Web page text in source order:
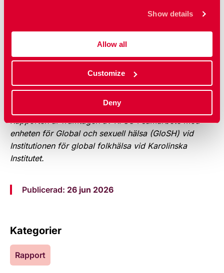
Show details
Allow all
Customize
Deny
SRHR-organ UNFPA står inför en möjlig
sammanslagning. Det innebär en stor risk att
FN:s arbete med politiskt känsliga SRHR-frågor,
som exempelvis preventivmedel och abortvård,
Ladda ner rapporten Safeguarding Rights In Transition
Rapporten är framtagen av RFSU i samarbete med
enheten för Global och sexuell hälsa (GloSH) vid
Institutionen för global folkhälsa vid Karolinska
Institutet.
Publicerad: 26 jun 2026
Kategorier
Rapport